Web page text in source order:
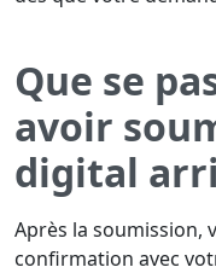
Que se
avoir
digital
Après la soumission,
confirmation avec